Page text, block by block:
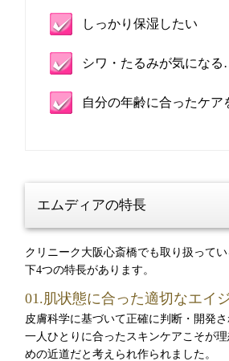
しっかり保湿したい
シワ・たるみが気にな
自分の年齢に合ったケア
エムディアの特長
クリニーク大阪心斎橋でも取り扱って
下4つの特長があります。
01.肌状態に合った適切なエイ
皮膚科学に基づいて正確に判断・開発さ
一人ひとりに合ったスキンケアこそが
めの近道だと考えられ作られました。